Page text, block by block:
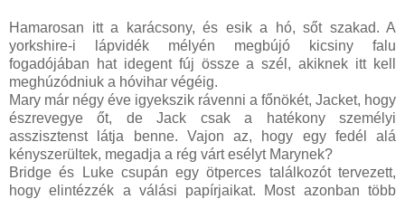
Hamarosan ​itt a karácsony, és esik a hó, sőt szakad. A
yorkshire-i lápvidék mélyén megbújó kicsiny falu
fogadójában hat idegent fúj össze a szél, akiknek itt kell
meghúzódniuk a hóvihar végéig.
Mary már négy éve igyekszik rávenni a főnökét, Jacket, hogy
észrevegye őt, de Jack csak a hatékony személyi
asszisztenst látja benne. Vajon az, hogy egy fedél alá
kényszerültek, megadja a rég várt esélyt Marynek?
Bridge és Luke csupán egy ötperces találkozót tervezett,
hogy elintézzék a válási papírjaikat. Most azonban több